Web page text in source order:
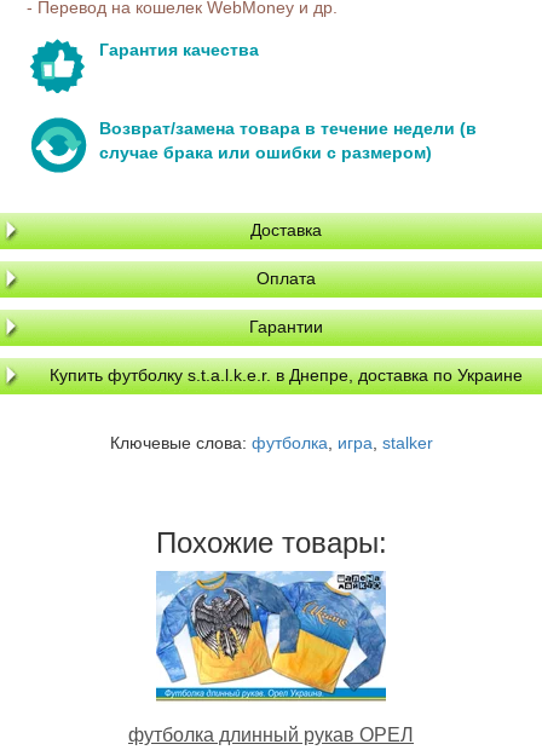
- Перевод на кошелек WebMoney и др.
Гарантия качества
Возврат/замена товара в течение недели (в
случае брака или ошибки с размером)
Доставка
Оплата
Гарантии
Купить футболку s.t.a.l.k.e.r. в Днепре, доставка по Украине
Ключевые слова: футболка, игра, stalker
Похожие товары:
футболка длинный рукав ОРЕЛ